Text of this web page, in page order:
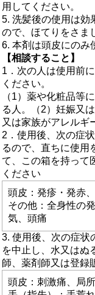
用してください。
5. 洗髪後の使用は効
ので、ほてりをさま
6. 本剤は頭皮にのみ
【相談すること】
1．次の人は使用前
ください。
（1）薬や化粧品等
る人。（2）妊娠又
又は家族がアレルギ
2．使用後、次の症
るので、直ちに使用
て、この箱を持って
ください
頭皮：発疹・発赤
その他：全身性の
気、頭痛
3. 使用後、次の症状
を中止し、水又はぬ
師、薬剤師又は登録
頭皮：刺激痛、局